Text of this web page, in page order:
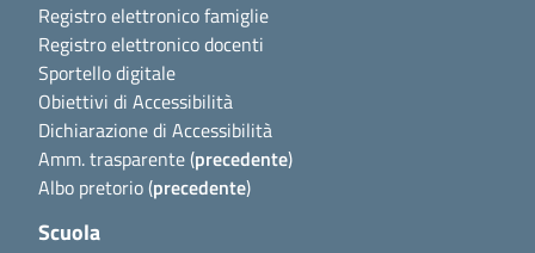
Registro elettronico famiglie
Registro elettronico docenti
Sportello digitale
Obiettivi di Accessibilità
Dichiarazione di Accessibilità
Amm. trasparente (precedente)
Albo pretorio (precedente)
Scuola